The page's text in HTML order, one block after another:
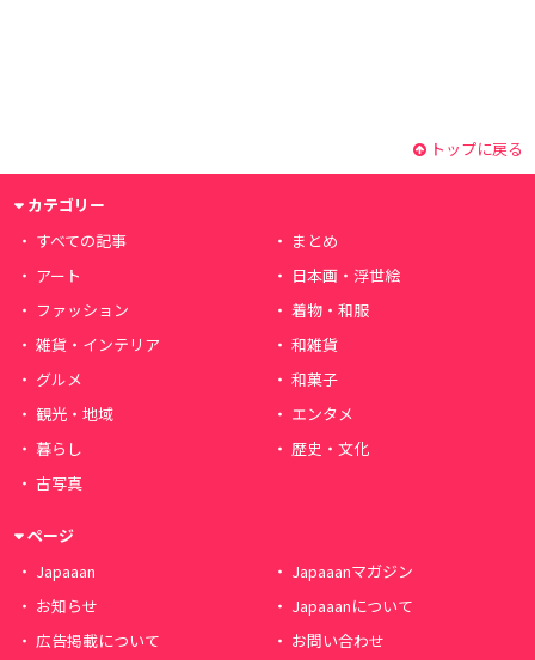
トップに戻る
カテゴリー
すべての記事
まとめ
アート
日本画・浮世絵
ファッション
着物・和服
雑貨・インテリア
和雑貨
グルメ
和菓子
観光・地域
エンタメ
暮らし
歴史・文化
古写真
ページ
Japaaan
Japaaanマガジン
お知らせ
Japaaanについて
広告掲載について
お問い合わせ